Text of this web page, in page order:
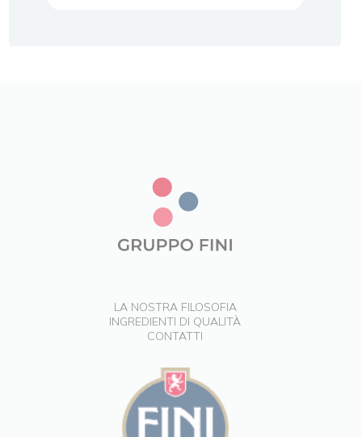
LA NOSTRA FILOSOFIA
INGREDIENTI DI QUALITÀ
CONTATTI